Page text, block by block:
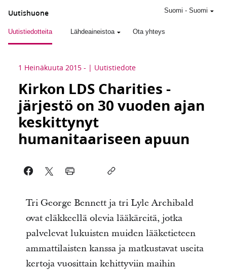
Uutishuone
Uutistiedotteita Lähdeaineistoa Ota yhteys
Suomi - Suomi
1 Heinäkuuta 2015 - Uutistiedote
Kirkon LDS Charities -
järjestö on 30 vuoden ajan
keskittynyt
humanitaariseen apuun
Tri George Bennett ja tri Lyle Archibald
ovat eläkkeellä olevia lääkäreitä, jotka
palvelevat lukuisten muiden lääketieteen
ammattilaisten kanssa ja matkustavat useita
kertoja vuosittain kehittyviin maihin